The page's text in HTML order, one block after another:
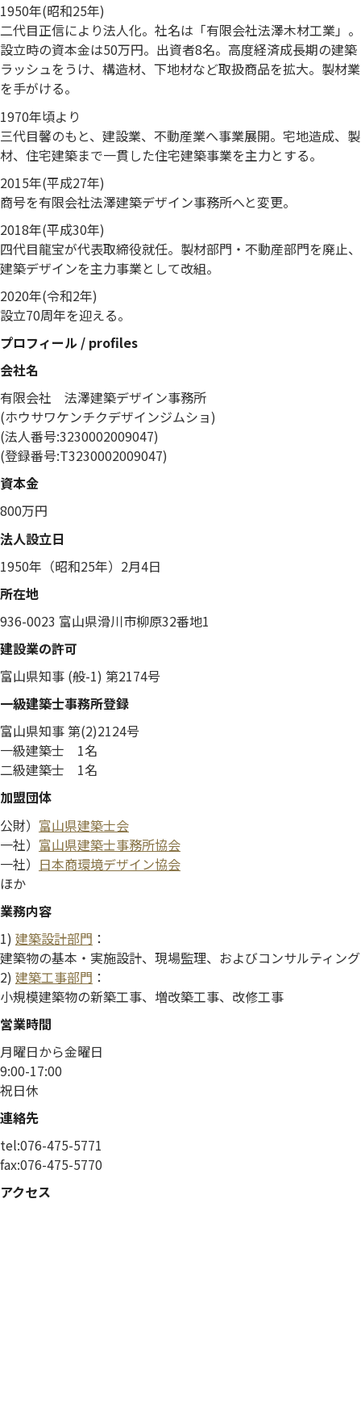
1950年(昭和25年)
二代目正信により法人化。社名は「有限会社法澤木材工業」。
設立時の資本金は50万円。出資者8名。高度経済成長期の建築
ラッシュをうけ、構造材、下地材など取扱商品を拡大。製材業
を手がける。
1970年頃より
三代目馨のもと、建設業、不動産業へ事業展開。宅地造成、製
材、住宅建築まで一貫した住宅建築事業を主力とする。
2015年(平成27年)
商号を有限会社法澤建築デザイン事務所へと変更。
2018年(平成30年)
四代目龍宝が代表取締役就任。製材部門・不動産部門を廃止、
建築デザインを主力事業として改組。
2020年(令和2年)
設立70周年を迎える。
プロフィール / profiles
会社名
有限会社 法澤建築デザイン事務所
(ホウサワケンチクデザインジムショ)
(法人番号:3230002009047)
(登録番号:T3230002009047)
資本金
800万円
法人設立日
1950年（昭和25年）2月4日
所在地
936-0023 富山県滑川市柳原32番地1
建設業の許可
富山県知事 (般-1) 第2174号
一級建築士事務所登録
富山県知事 第(2)2124号
一級建築士 1名
二級建築士 1名
加盟団体
公財） 富山県建築士会
一社） 富山県建築士事務所協会
一社） 日本商環境デザイン協会
ほか
業務内容
1) 建築設計部門 ：
建築物の基本・実施設計、現場監理、およびコンサルティング
2) 建築工事部門 ：
小規模建築物の新築工事、増改築工事、改修工事
営業時間
月曜日から金曜日
9:00-17:00
祝日休
連絡先
tel:076-475-5771
fax:076-475-5770
アクセス